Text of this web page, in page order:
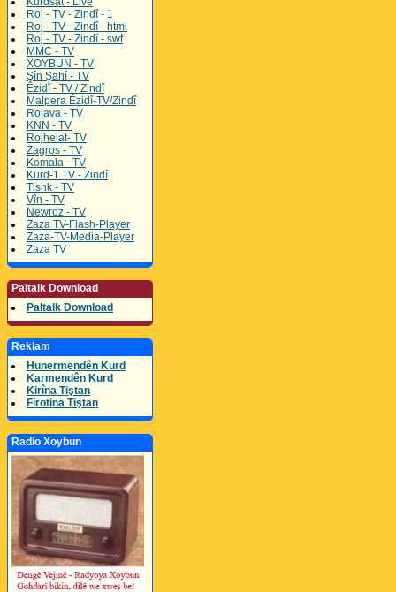
Roj - TV - Zindî - 1
Roj - TV - Zindî - html
Roj - TV - Zindî - swf
MMC - TV
XOYBUN - TV
Şîn Şahî - TV
Êzidî - TV / Zindî
Malpera Êzidî-TV/Zindî
Rojava - TV
KNN - TV
Rojhelat- TV
Zagros - TV
Komala - TV
Kurd-1 TV - Zindî
Tishk - TV
Vîn - TV
Newroz - TV
Zaza TV-Flash-Player
Zaza-TV-Media-Player
Zaza TV
Paltalk Download
Paltalk Download
Reklam
Hunermendên Kurd
Karmendên Kurd
Kirîna Tiştan
Firotina Tiştan
Radio Xoybun